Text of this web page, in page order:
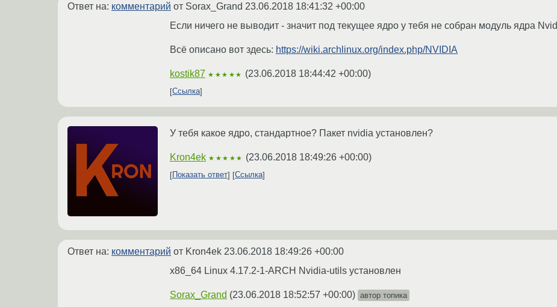
Ответ на: комментарий от Sorax_Grand 23.06.2018 18:41:32 +00:00
Если ничего не выводит - значит под текущее ядро у тебя не собран модуль ядра
Всё описано вот здесь: https://wiki.archlinux.org/index.php/NVIDIA
kostik87 ★★★★★ (23.06.2018 18:44:42 +00:00)
Ссылка
У тебя какое ядро, стандартное? Пакет nvidia установлен?
Kron4ek ★★★★★ (23.06.2018 18:49:26 +00:00)
Показать ответ Ссылка
Ответ на: комментарий от Kron4ek 23.06.2018 18:49:26 +00:00
x86_64 Linux 4.17.2-1-ARCH Nvidia-utils установлен
Sorax_Grand (23.06.2018 18:52:57 +00:00) автор топика